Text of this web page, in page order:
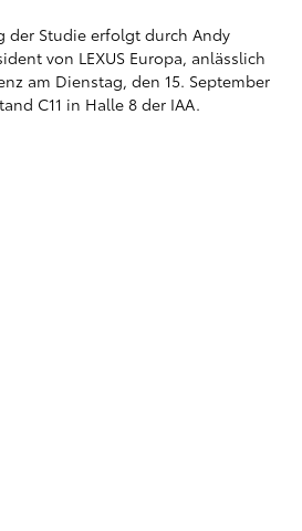
der Studie erfolgt durch Andy
von LEXUS Europa, anlässlich
am Dienstag, den 15. September
C11 in Halle 8 der IAA.